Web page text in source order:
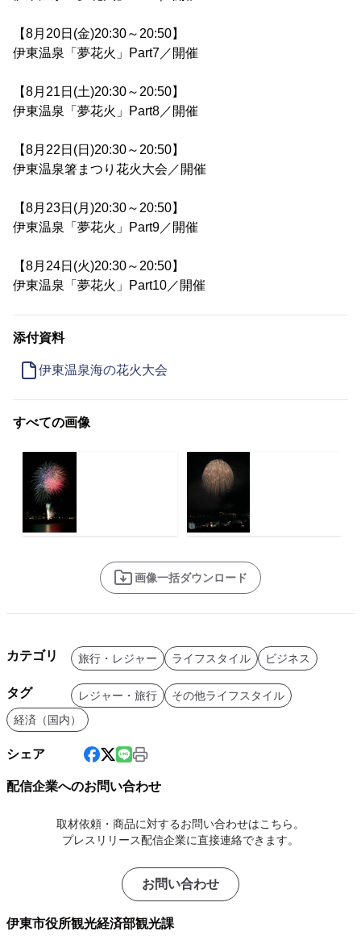
【8月20日(金)20:30～20:50】
伊東温泉「夢花火」Part7／開催
【8月21日(土)20:30～20:50】
伊東温泉「夢花火」Part8／開催
【8月22日(日)20:30～20:50】
伊東温泉箸まつり花火大会／開催
【8月23日(月)20:30～20:50】
伊東温泉「夢花火」Part9／開催
【8月24日(火)20:30～20:50】
伊東温泉「夢花火」Part10／開催
添付資料
伊東温泉海の花火大会
すべての画像
画像一括ダウンロード
カテゴリ 旅行・レジャー ライフスタイル ビジネス
タグ レジャー・旅行
その他ライフスタイル
経済（国内）
シェア
配信企業へのお問い合わせ
取材依頼・商品に対するお問い合わせはこちら。
プレスリリース配信企業に直接連絡できます。
お問い合わせ
伊東市役所観光経済部観光課